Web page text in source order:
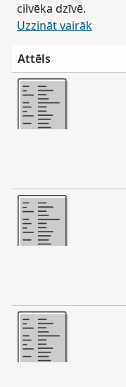
cilvēka dzīvē.
Uzzināt vairāk
Attēls
Vairāk
Vairāk
Vairāk